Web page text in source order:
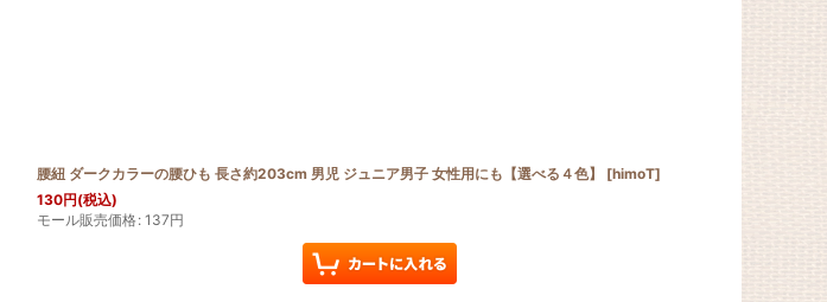
腰紐 ダークカラーの腰ひも 長さ約203cm 男児 ジュニア男子 女性用にも【選べる４色】 [himoT]
130円(税込)
モール販売価格: 137円